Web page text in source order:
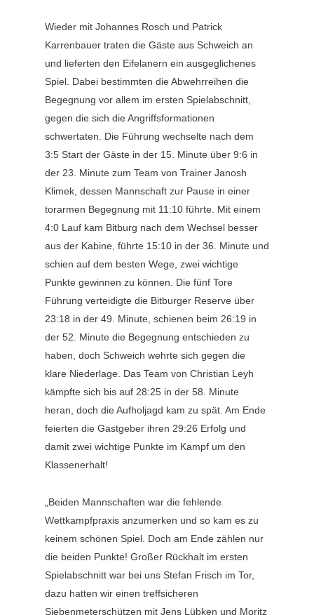
Wieder mit Johannes Rosch und Patrick
Karrenbauer traten die Gäste aus Schweich an
und lieferten den Eifelanern ein ausgeglichenes
Spiel. Dabei bestimmten die Abwehrreihen die
Begegnung vor allem im ersten Spielabschnitt,
gegen die sich die Angriffsformationen
schwertaten. Die Führung wechselte nach dem
3:5 Start der Gäste in der 15. Minute über 9:6 in
der 23. Minute zum Team von Trainer Janosh
Klimek, dessen Mannschaft zur Pause in einer
torarmen Begegnung mit 11:10 führte. Mit einem
4:0 Lauf kam Bitburg nach dem Wechsel besser
aus der Kabine, führte 15:10 in der 36. Minute und
schien auf dem besten Wege, zwei wichtige
Punkte gewinnen zu können. Die fünf Tore
Führung verteidigte die Bitburger Reserve über
23:18 in der 49. Minute, schienen beim 26:19 in
der 52. Minute die Begegnung entschieden zu
haben, doch Schweich wehrte sich gegen die
klare Niederlage. Das Team von Christian Leyh
kämpfte sich bis auf 28:25 in der 58. Minute
heran, doch die Aufholjagd kam zu spät. Am Ende
feierten die Gastgeber ihren 29:26 Erfolg und
damit zwei wichtige Punkte im Kampf um den
Klassenerhalt!
„Beiden Mannschaften war die fehlende
Wettkampfpraxis anzumerken und so kam es zu
keinem schönen Spiel. Doch am Ende zählen nur
die beiden Punkte! Großer Rückhalt im ersten
Spielabschnitt war bei uns Stefan Frisch im Tor,
dazu hatten wir einen treffsicheren
Siebenmeterschützen mit Jens Lübken und Moritz